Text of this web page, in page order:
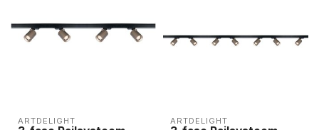
ARTDELIGHT ARTDELIGHT